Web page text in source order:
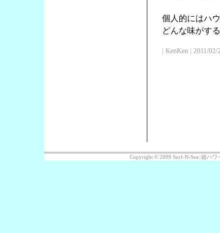
個人的にはハ
どんな味がす
| KenKen | 2011/
Copyright © 2009 Surf-N-Sea::超ハワ